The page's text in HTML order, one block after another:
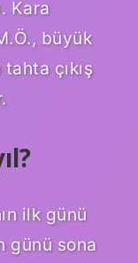
Kara
büyük
çıkış
ilk günü
günü sona